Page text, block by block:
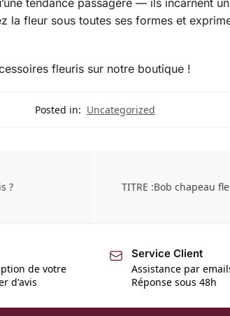
la fleur sous toutes ses formes et
fleuris sur notre boutique !
Posted in: Uncategorized
?
TITRE :Bob chapeau
de votre
d'avis
Service Client
Assistance par
Réponse sous 48h